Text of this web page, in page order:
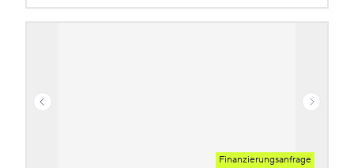
Finanzierungsanfrage